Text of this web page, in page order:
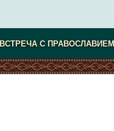
ВСТРЕЧА С ПРАВОСЛАВИЕМ